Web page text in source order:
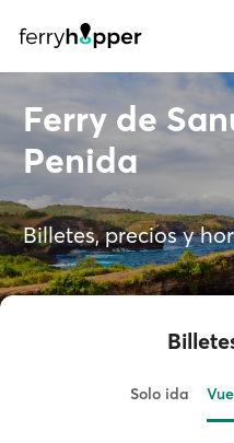
Ferry de
Penida
Billetes, precios y
Solo ida